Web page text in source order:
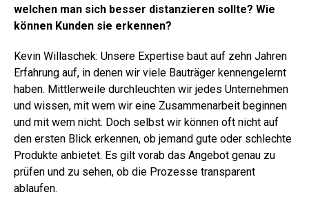
welchen man sich besser distanzieren sollte? Wie
können Kunden sie erkennen?
Kevin Willaschek: Unsere Expertise baut auf zehn Jahren
Erfahrung auf, in denen wir viele Bauträger kennengelernt
haben. Mittlerweile durchleuchten wir jedes Unternehmen
und wissen, mit wem wir eine Zusammenarbeit beginnen
und mit wem nicht. Doch selbst wir können oft nicht auf
den ersten Blick erkennen, ob jemand gute oder schlechte
Produkte anbietet. Es gilt vorab das Angebot genau zu
prüfen und zu sehen, ob die Prozesse transparent
ablaufen.